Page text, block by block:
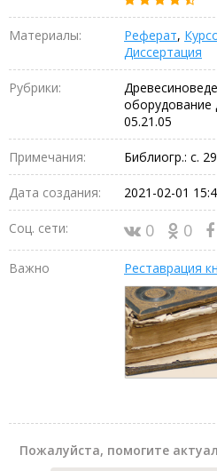
Материалы: Реферат,
Диссертация
Рубрики:
оборудование
05.21.05
Примечания: Библиогр.: с.
Дата создания: 2021-02-01
Соц. сети: 0 0
Важно Реставрация
Пожалуйста, помогите